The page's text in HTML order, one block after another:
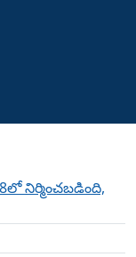
నిర్మించబడింది,